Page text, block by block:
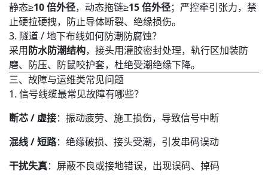
静态≥10 倍外径，动态拖链≥15 倍外径；严控牵引张力，禁
止硬拉硬拽，防止导体断裂、绝缘损伤。
3. 隧道 / 地下布线如何防潮防腐蚀？
采用防水防潮结构，接头用灌胶密封处理，轨行区加装防
磨、防压、防鼠咬护套，杜绝受潮绝缘下降。
三、故障与运维类常见问题
1. 信号线缆最常见故障有哪些？
断芯 / 虚接：振动疲劳、施工损伤，导致信号中断
混线 / 短路：绝缘破损、接头受潮，引发串码误动
干扰失真：屏蔽不良或接地错误，出现误码、掉码